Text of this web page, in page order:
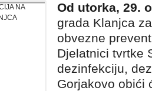
Od utorka, 29.
grada Klanjca
obvezne
Djelatnici tvrtke
dezinfekciju,
Gorjakovo obići